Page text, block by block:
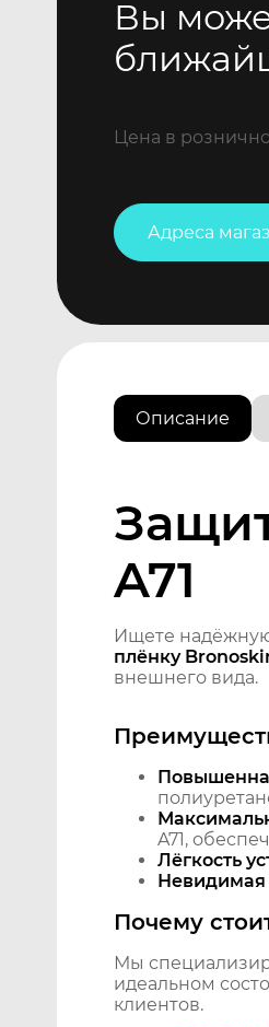
Вы
Цена в
Адреса
Описание
A71
Ищете
плёнку
внешнего вида.
A71,
Лёгкость
Невидимая
Почему
Мы
идеальном
клиентов.